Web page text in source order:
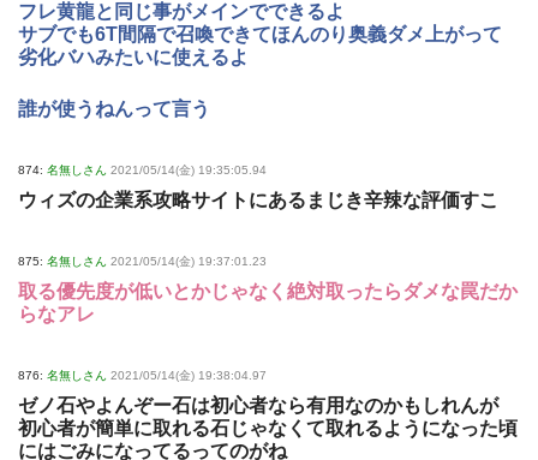
フレ黄龍と同じ事がメインでできるよ
サブでも6T間隔で召喚できてほんのり奥義ダメ上がって
劣化バハみたいに使えるよ
誰が使うねんって言う
874: 名無しさん 2021/05/14(金) 19:35:05.94
ウィズの企業系攻略サイトにあるまじき辛辣な評価すこ
875: 名無しさん 2021/05/14(金) 19:37:01.23
取る優先度が低いとかじゃなく絶対取ったらダメな罠だか
らなアレ
876: 名無しさん 2021/05/14(金) 19:38:04.97
ゼノ石やよんぞー石は初心者なら有用なのかもしれんが
初心者が簡単に取れる石じゃなくて取れるようになった頃
にはごみになってるってのがね